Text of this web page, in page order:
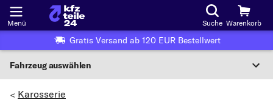
Menü Suche Warenkorb
Gratis Versand ab 120 EUR Bestellwert
Fahrzeug auswählen
> Karosserie